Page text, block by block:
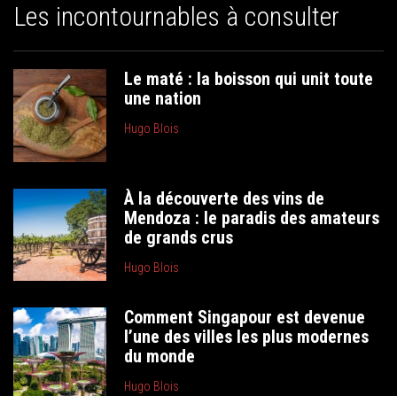
Les incontournables à consulter
Le maté : la boisson qui unit toute
une nation
Hugo Blois
À la découverte des vins de
Mendoza : le paradis des amateurs
de grands crus
Hugo Blois
Comment Singapour est devenue
l’une des villes les plus modernes
du monde
Hugo Blois